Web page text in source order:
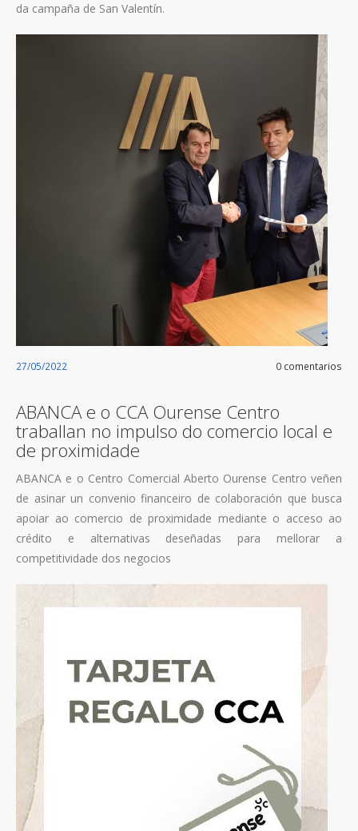
da campaña de San Valentín.
27/05/2022 0 comentarios
ABANCA e o CCA Ourense Centro
traballan no impulso do comercio local e
de proximidade
ABANCA e o Centro Comercial Aberto Ourense Centro veñen
de asinar un convenio financeiro de colaboración que busca
apoiar ao comercio de proximidade mediante o acceso ao
crédito e alternativas deseñadas para mellorar a
competitividade dos negocios